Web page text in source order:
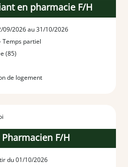
en pharmacie F/H
09/2026 au 31/10/2026
Temps partiel
(85)
de logement
Pharmacien F/H
du 01/10/2026